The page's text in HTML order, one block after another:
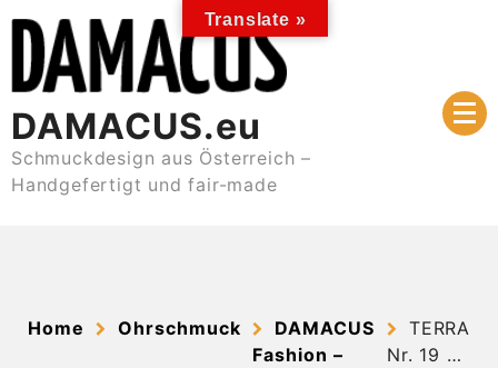
content
DAMACUS.eu
Schmuckdesign aus Österreich –
Handgefertigt und fair-made
Home Ohrschmuck
DAMACUS
Fashion –
TERRA
Nr. 19 …
Translate »